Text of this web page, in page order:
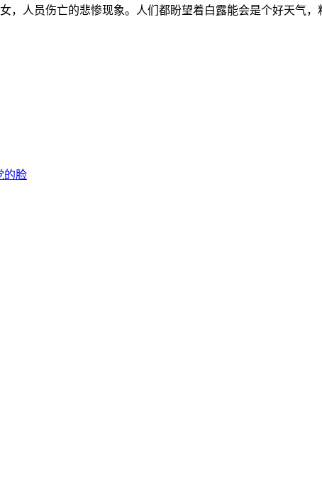
人员伤亡的悲惨现象。人们都盼望着白露能会是个好天气，
的脸